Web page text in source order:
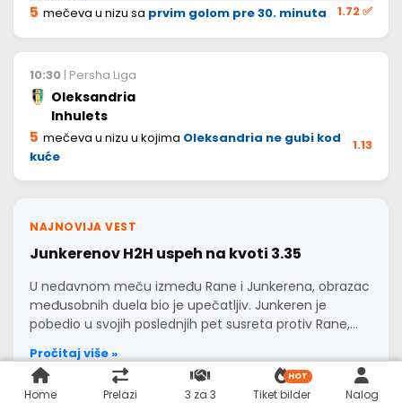
5 mečeva u nizu sa prvim golom pre 30. minuta 1.72✅
10:30 | Persha Liga
Oleksandria
Inhulets
5 mečeva u nizu u kojima Oleksandria ne gubi kod
kuće
1.13
NAJNOVIJA VEST
Junkerenov H2H uspeh na kvoti 3.35
U nedavnom meču između Rane i Junkerena, obrazac
međusobnih duela bio je upečatljiv. Junkeren je
pobedio u svojih poslednjih pet susreta protiv Rane,…
Pročitaj više »
Home Prelazi 3 za 3 Tiket bilder
HOT
Nalog